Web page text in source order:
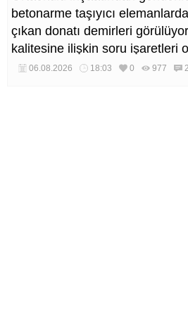
betonarme taşıyıcı
çıkan donatı demirleri
kalitesine ilişkin soru işaretleri
kurumların teknik inceleme
06.08.2026 18:03 0 977 2